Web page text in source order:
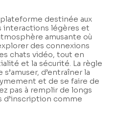
destinée aux
interactions légères et
amusante où
des connexions
chats vidéo, tout en
et la sécurité. La règle
d’entraîner la
et de se faire de
pas à remplir de longs
d’inscription comme